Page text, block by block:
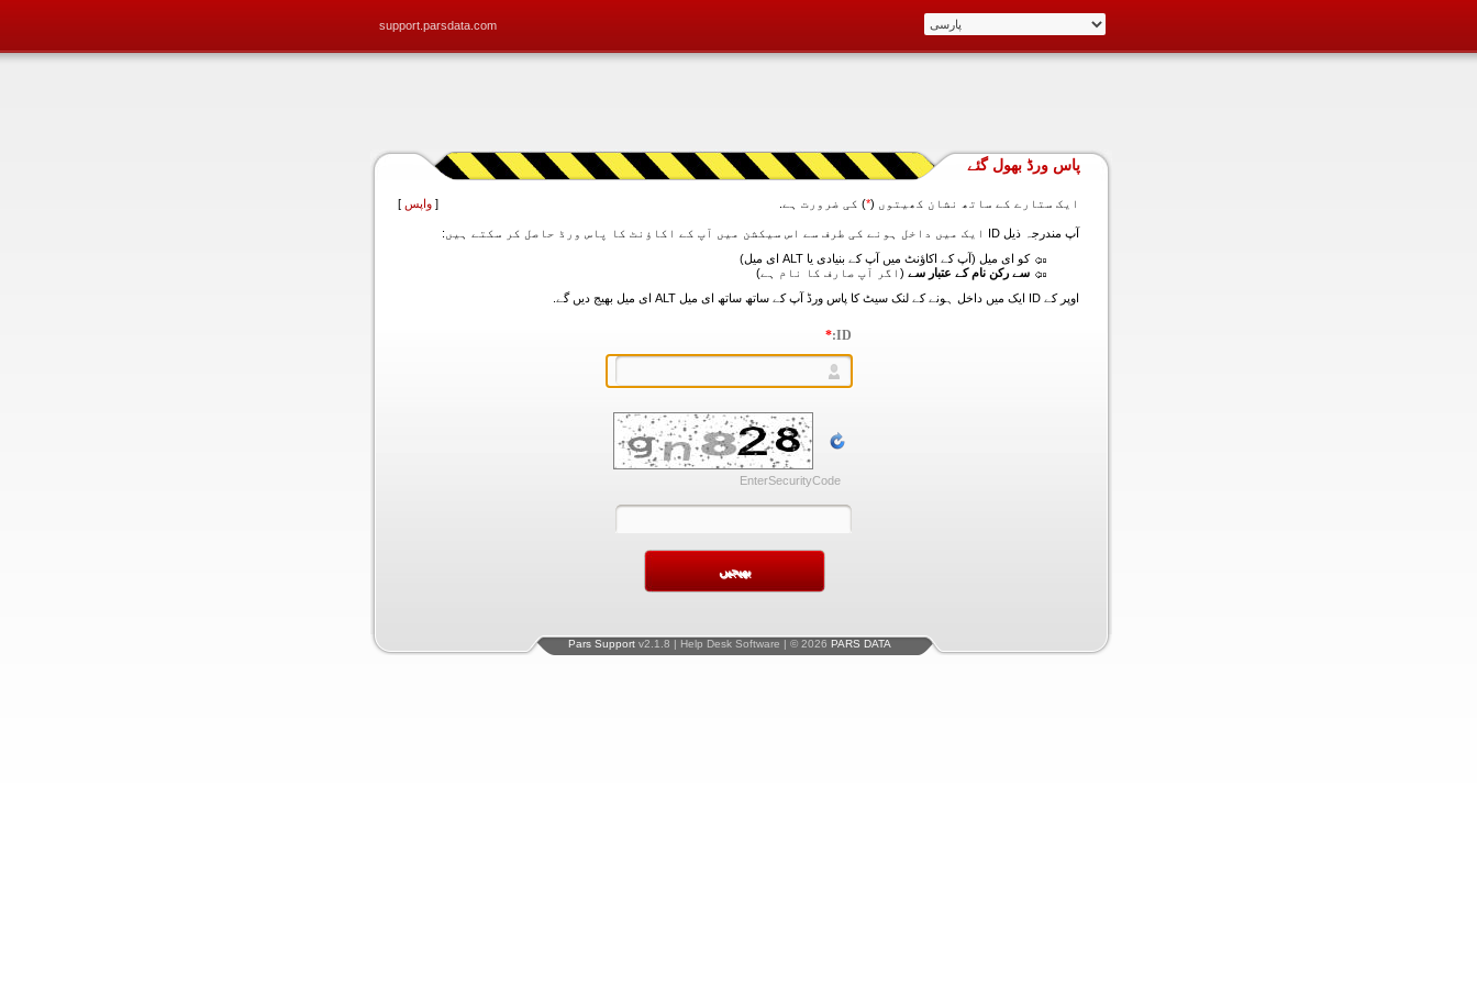
support.parsdata.com
پاس ورڈ بھول گئے
ایک ستارے کے ساتھ نشان کھیتوں (*) کی ضرورت ہے. [ واپس ]
آپ مندرجہ ذیل ID ایک میں داخل ہونے کی طرف سے اس سیکشن میں آپ کے اکاؤنٹ کا پاس ورڈ حاصل کر سکتے ہیں:
کو ای میل (آپ کے اکاؤنٹ میں آپ کے بنیادی یا ALT ای میل)
سے رکن نام کے عتبار سے (اگر آپ صارف کا نام ہے)
اوپر کے ID ایک میں داخل ہونے کے لنک سیٹ کا پاس ورڈ آپ کے ساتھ ساتھ ای میل ALT ای میل بھیج دیں گے.
ID:
*
EnterSecurityCode
Pars Support v2.1.8 | Help Desk Software | © 2026 PARS DATA